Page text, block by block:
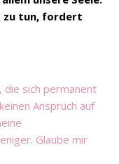
zu tun, fordert
die sich permanent
Anspruch auf
Glaube mir